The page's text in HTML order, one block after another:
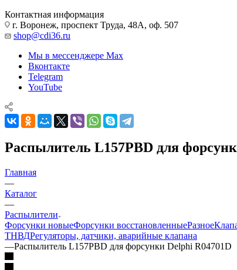
Контактная информация
г. Воронеж, проспект Труда, 48А, оф. 507
shop@cdi36.ru
Мы в мессенджере Max
Вконтакте
Telegram
YouTube
Распылитель L157PBD для
Главная
—
Каталог
—
Распылители
Форсунки новыеФорсунки восстановленныеРазное
ТНВДРегуляторы, датчики, аварийные клапана
—Распылитель L157PBD для форсунки Delphi R04701D